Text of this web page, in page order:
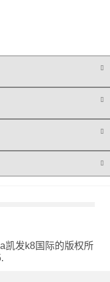
凯发k8国际的版权所